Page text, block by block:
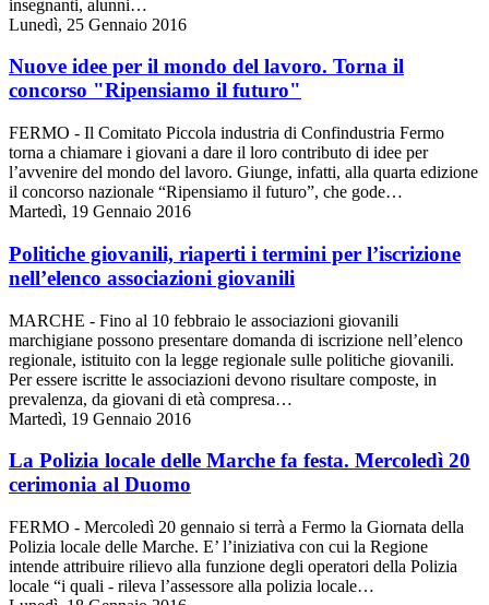
insegnanti, alunni…
Lunedì, 25 Gennaio 2016
Nuove idee per il mondo del lavoro. Torna il
concorso "Ripensiamo il futuro"
FERMO - Il Comitato Piccola industria di Confindustria Fermo
torna a chiamare i giovani a dare il loro contributo di idee per
l’avvenire del mondo del lavoro. Giunge, infatti, alla quarta edizione
il concorso nazionale “Ripensiamo il futuro”, che gode…
Martedì, 19 Gennaio 2016
Politiche giovanili, riaperti i termini per l’iscrizione
nell’elenco associazioni giovanili
MARCHE - Fino al 10 febbraio le associazioni giovanili
marchigiane possono presentare domanda di iscrizione nell’elenco
regionale, istituito con la legge regionale sulle politiche giovanili.
Per essere iscritte le associazioni devono risultare composte, in
prevalenza, da giovani di età compresa…
Martedì, 19 Gennaio 2016
La Polizia locale delle Marche fa festa. Mercoledì 20
cerimonia al Duomo
FERMO - Mercoledì 20 gennaio si terrà a Fermo la Giornata della
Polizia locale delle Marche. E’ l’iniziativa con cui la Regione
intende attribuire rilievo alla funzione degli operatori della Polizia
locale “i quali - rileva l’assessore alla polizia locale…